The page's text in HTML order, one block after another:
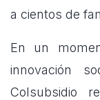
a cientos de
En un
innovación
Colsubsidio